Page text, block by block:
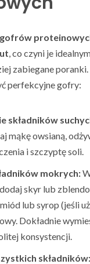
, co czyni je
zabiegane
perfekcyjne gofry:
składników
mąkę owsianą,
i szczyptę soli.
mokrych:
skyr lub
lub syrop (jeśli
Dokładnie
konsystencji.
składników: